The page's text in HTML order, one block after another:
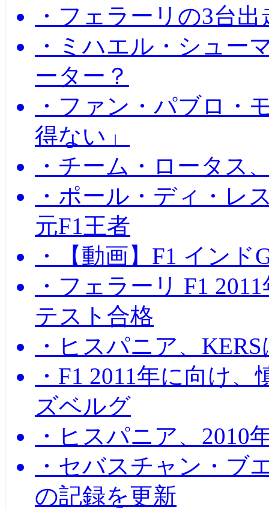
・フェラーリの3台
・ミハエル・シュー
ーター？
・ファン・パブロ・
得ない」
・チーム・ロータス
・ポール・ディ・レ
元F1王者
・【動画】F1 イン
・フェラーリ F1
テスト合格
・ヒスパニア、
・F1 2011年に向け
ズベルグ
・ヒスパニア、2010
・セバスチャン・ブ
の記録を更新